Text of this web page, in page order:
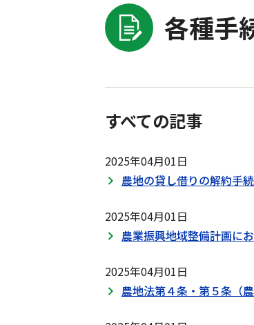
各種手
すべての記事
2025年04月01日
農地の貸し借りの解約手
2025年04月01日
農業振興地域整備計画に
2025年04月01日
農地法第４条・第５条（